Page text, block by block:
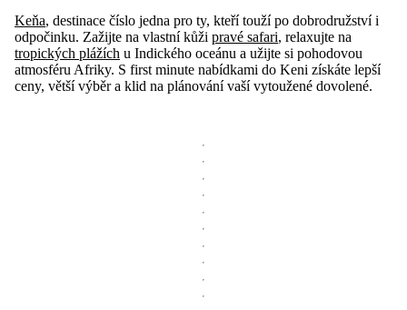
Keňa, destinace číslo jedna pro ty, kteří touží po dobrodružství i
odpočinku. Zažijte na vlastní kůži pravé safari, relaxujte na
tropických plážích u Indického oceánu a užijte si pohodovou
atmosféru Afriky. S first minute nabídkami do Keni získáte lepší
ceny, větší výběr a klid na plánování vaší vytoužené dovolené.